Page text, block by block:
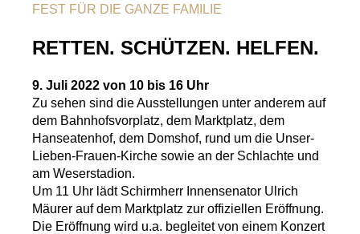
EST FÜR DIE GANZE FAMILIE
RETTEN. SCHÜTZEN. HELFEN.
9. Juli 2022 von 10 bis 16 Uhr
Zu sehen sind die Ausstellungen unter anderem auf
dem Bahnhofsvorplatz, dem Marktplatz, dem
Hanseatenhof, dem Domshof, rund um die Unser-
Lieben-Frauen-Kirche sowie an der Schlachte und
am Weserstadion.
Um 11 Uhr lädt Schirmherr Innensenator Ulrich
Mäurer auf dem Marktplatz zur offiziellen Eröffnung.
Die Eröffnung wird u.a. begleitet von einem Konzert